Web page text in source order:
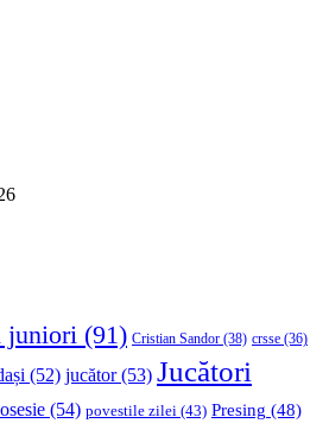
juniori (91) Cristian Sandor (38) crsse (36)
(52) jucător(53) Jucători
(54) povestile zilei (43) Presing (48)